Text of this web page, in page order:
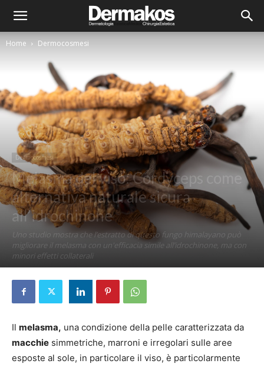
Home Dermocosmesi
Dermocosmesi
Melasma del viso: Cordyceps come
alternativa naturale sicura
all’idrochinone
Uno studio mostra che l’estratto di questo fungo himalayano può
migliorare il melasma con un'efficacia simile all’idrochinone, ma con
minori effetti collaterali
Il melasma, una condizione della pelle caratterizzata da
macchie simmetriche, marroni e irregolari sulle aree
esposte al sole, in particolare il viso, è particolarmente